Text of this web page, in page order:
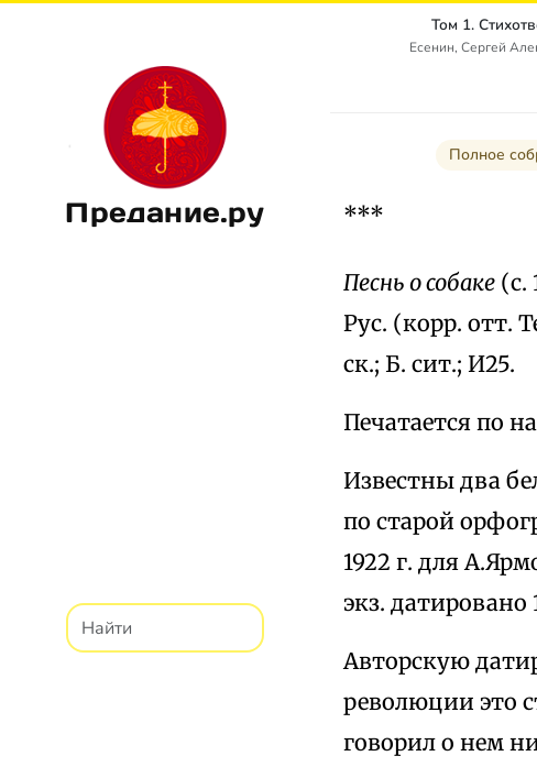
Предание.ру
Том 1.
Есенин, Сергей
Полное
***
Песнь о собаке (с.
Рус. (корр. отт.
ск.; Б. сит.; И25.
Печатается по
Известны два
по старой
1922 г. для
экз. датировано
Авторскую
революции это
говорил о нем